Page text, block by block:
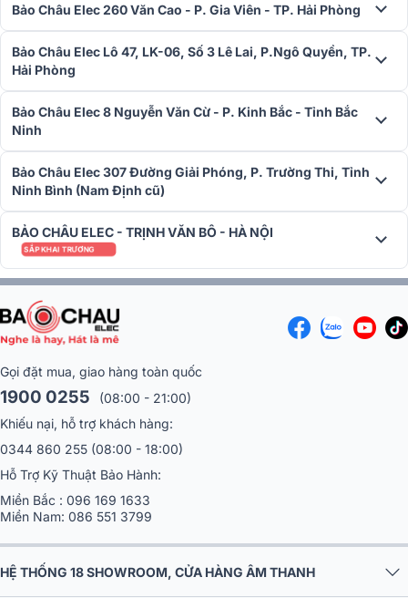
Sử dụng con chip khuếch đại độc quyền của JBL và công nghệ
điều chỉnh âm thanh tiên tiến cho người nghe thưởng thức âm thanh
chất lượng cao. Tỷ lệ méo tiếng thấp (0.5%) tái hiện âm thanh
Bóng transistor khuếch đại được tinh chỉnh bởi Harman theo yêu cầu
âm thanh của JBL, mang đến thiết kế mạch sáng tạo để cung cấp
âm thanh âm nhạc chất lượng cao cho mọi hệ thống giải trí.
Vang số JBL VX9
Vang số JBL VX9 được trang bị 15 băng tần EQ tham số cho nhạc
và 20 băng tần EQ cho từng micro, cho phép tinh chỉnh chi tiết và
tạo nên hiệu ứng âm thanh phong phú.
Bảo Châu Elec 260 Văn Cao - P. Gia Viên - TP. Hải Phòng
Bảo Châu Elec Lô 47, LK-06, Số 3 Lê Lai, P.Ngô Quyền, TP.
Hải Phòng
Bảo Châu Elec 8 Nguyễn Văn Cừ - P. Kinh Bắc - Tỉnh Bắc
Ninh
Bảo Châu Elec 307 Đường Giải Phóng, P. Trường Thi, Tỉnh
Ninh Bình (Nam Định cũ)
BẢO CHÂU ELEC - TRỊNH VĂN BÔ - HÀ NỘI
SẮP KHAI TRƯƠNG
Gọi đặt mua, giao hàng toàn quốc
1900 0255
(08:00 - 21:00)
Khiếu nại, hỗ trợ khách hàng:
0344 860 255 (08:00 - 18:00)
Hỗ Trợ Kỹ Thuật Bảo Hành:
Miền Bắc : 096 169 1633
Miền Nam: 086 551 3799
HỆ THỐNG 18 SHOWROOM, CỬA HÀNG ÂM THANH